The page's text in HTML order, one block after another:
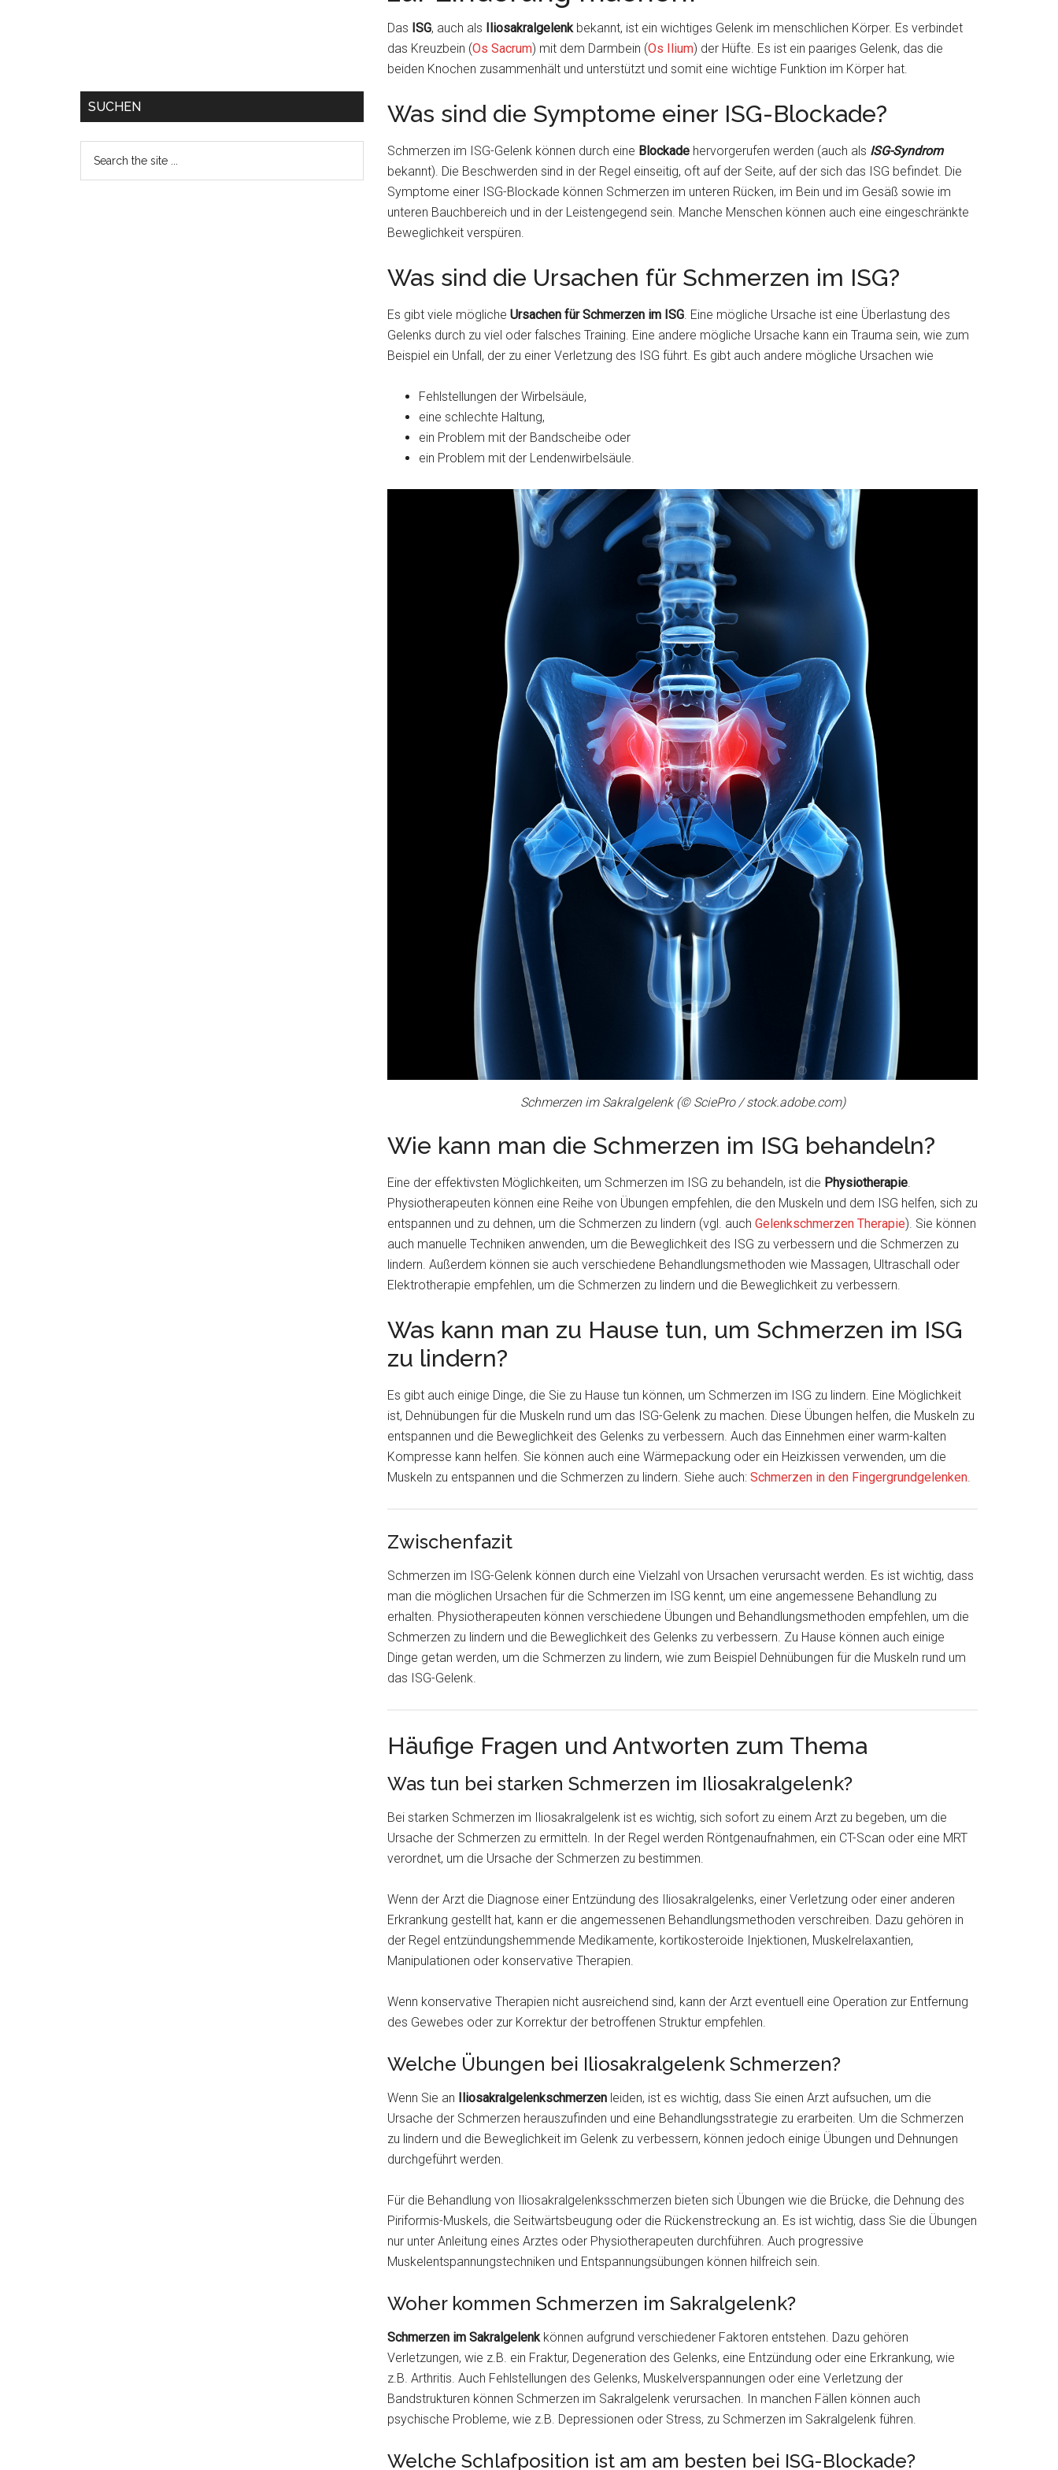
Das ISG, auch als Iliosakralgelenk bekannt, ist ein wichtiges Gelenk im menschlichen Körper. Es verbindet
das Kreuzbein (Os Sacrum) mit dem Darmbein (Os Ilium) der Hüfte. Es ist ein paariges Gelenk, das die
beiden Knochen zusammenhält und unterstützt und somit eine wichtige Funktion im Körper hat.
Was sind die Symptome einer ISG-Blockade?
Schmerzen im ISG-Gelenk können durch eine Blockade hervorgerufen werden (auch als ISG-Syndrom
bekannt). Die Beschwerden sind in der Regel einseitig, oft auf der Seite, auf der sich das ISG befindet. Die
Symptome einer ISG-Blockade können Schmerzen im unteren Rücken, im Bein und im Gesäß sowie im
unteren Bauchbereich und in der Leistengegend sein. Manche Menschen können auch eine eingeschränkte
Beweglichkeit verspüren.
Was sind die Ursachen für Schmerzen im ISG?
Es gibt viele mögliche Ursachen für Schmerzen im ISG. Eine mögliche Ursache ist eine Überlastung des
Gelenks durch zu viel oder falsches Training. Eine andere mögliche Ursache kann ein Trauma sein, wie zum
Beispiel ein Unfall, der zu einer Verletzung des ISG führt. Es gibt auch andere mögliche Ursachen wie
Fehlstellungen der Wirbelsäule,
eine schlechte Haltung,
ein Problem mit der Bandscheibe oder
ein Problem mit der Lendenwirbelsäule.
Schmerzen im Sakralgelenk (© SciePro / stock.adobe.com)
Wie kann man die Schmerzen im ISG behandeln?
Eine der effektivsten Möglichkeiten, um Schmerzen im ISG zu behandeln, ist die Physiotherapie.
Physiotherapeuten können eine Reihe von Übungen empfehlen, die den Muskeln und dem ISG helfen, sich zu
entspannen und zu dehnen, um die Schmerzen zu lindern (vgl. auch Gelenkschmerzen Therapie). Sie können
auch manuelle Techniken anwenden, um die Beweglichkeit des ISG zu verbessern und die Schmerzen zu
lindern. Außerdem können sie auch verschiedene Behandlungsmethoden wie Massagen, Ultraschall oder
Elektrotherapie empfehlen, um die Schmerzen zu lindern und die Beweglichkeit zu verbessern.
Was kann man zu Hause tun, um Schmerzen im ISG
zu lindern?
Es gibt auch einige Dinge, die Sie zu Hause tun können, um Schmerzen im ISG zu lindern. Eine Möglichkeit
ist, Dehnübungen für die Muskeln rund um das ISG-Gelenk zu machen. Diese Übungen helfen, die Muskeln zu
entspannen und die Beweglichkeit des Gelenks zu verbessern. Auch das Einnehmen einer warm-kalten
Kompresse kann helfen. Sie können auch eine Wärmepackung oder ein Heizkissen verwenden, um die
Muskeln zu entspannen und die Schmerzen zu lindern. Siehe auch: Schmerzen in den Fingergrundgelenken.
Zwischenfazit
Schmerzen im ISG-Gelenk können durch eine Vielzahl von Ursachen verursacht werden. Es ist wichtig, dass
man die möglichen Ursachen für die Schmerzen im ISG kennt, um eine angemessene Behandlung zu
erhalten. Physiotherapeuten können verschiedene Übungen und Behandlungsmethoden empfehlen, um die
Schmerzen zu lindern und die Beweglichkeit des Gelenks zu verbessern. Zu Hause können auch einige
Dinge getan werden, um die Schmerzen zu lindern, wie zum Beispiel Dehnübungen für die Muskeln rund um
das ISG-Gelenk.
Häufige Fragen und Antworten zum Thema
Was tun bei starken Schmerzen im Iliosakralgelenk?
Bei starken Schmerzen im Iliosakralgelenk ist es wichtig, sich sofort zu einem Arzt zu begeben, um die
Ursache der Schmerzen zu ermitteln. In der Regel werden Röntgenaufnahmen, ein CT-Scan oder eine MRT
verordnet, um die Ursache der Schmerzen zu bestimmen.
Wenn der Arzt die Diagnose einer Entzündung des Iliosakralgelenks, einer Verletzung oder einer anderen
Erkrankung gestellt hat, kann er die angemessenen Behandlungsmethoden verschreiben. Dazu gehören in
der Regel entzündungshemmende Medikamente, kortikosteroide Injektionen, Muskelrelaxantien,
Manipulationen oder konservative Therapien.
Wenn konservative Therapien nicht ausreichend sind, kann der Arzt eventuell eine Operation zur Entfernung
des Gewebes oder zur Korrektur der betroffenen Struktur empfehlen.
Welche Übungen bei Iliosakralgelenk Schmerzen?
Wenn Sie an Iliosakralgelenkschmerzen leiden, ist es wichtig, dass Sie einen Arzt aufsuchen, um die
Ursache der Schmerzen herauszufinden und eine Behandlungsstrategie zu erarbeiten. Um die Schmerzen
zu lindern und die Beweglichkeit im Gelenk zu verbessern, können jedoch einige Übungen und Dehnungen
durchgeführt werden.
Für die Behandlung von Iliosakralgelenksschmerzen bieten sich Übungen wie die Brücke, die Dehnung des
Piriformis-Muskels, die Seitwärtsbeugung oder die Rückenstreckung an. Es ist wichtig, dass Sie die Übungen
nur unter Anleitung eines Arztes oder Physiotherapeuten durchführen. Auch progressive
Muskelentspannungstechniken und Entspannungsübungen können hilfreich sein.
Woher kommen Schmerzen im Sakralgelenk?
Schmerzen im Sakralgelenk können aufgrund verschiedener Faktoren entstehen. Dazu gehören
Verletzungen, wie z.B. ein Fraktur, Degeneration des Gelenks, eine Entzündung oder eine Erkrankung, wie
z.B. Arthritis. Auch Fehlstellungen des Gelenks, Muskelverspannungen oder eine Verletzung der
Bandstrukturen können Schmerzen im Sakralgelenk verursachen. In manchen Fällen können auch
psychische Probleme, wie z.B. Depressionen oder Stress, zu Schmerzen im Sakralgelenk führen.
Welche Schlafposition ist am am besten bei ISG-Blockade?
SUCHEN